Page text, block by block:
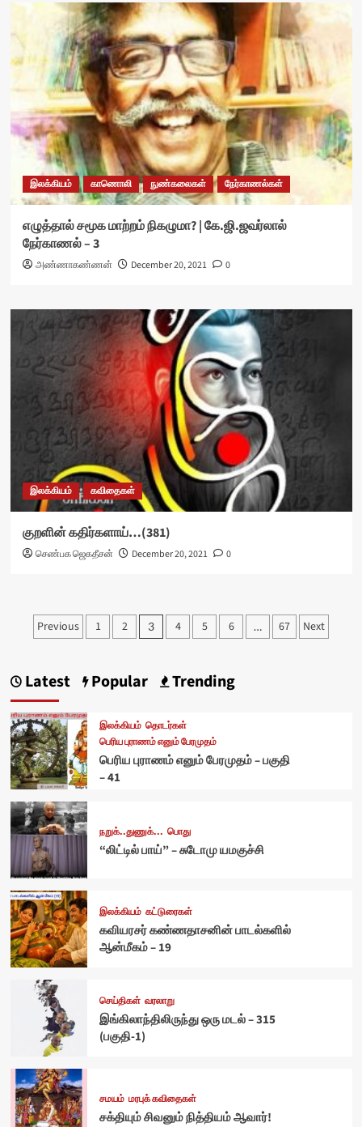
இலக்கியம் காணொலி நுண்கலைகள் நேர்காணல்கள்
எழுத்தால் சமூக மாற்றம் நிகழுமா? | கே.ஜி.ஜவர்லால்
நேர்காணல் – 3
அண்ணாகண்ணன் December 20, 2021 0
இலக்கியம் கவிதைகள்
குறளின் கதிர்களாய்…(381)
செண்பக ஜெகதீசன் December 20, 2021 0
Posts
Previous 1 2 3 4 5 6 … 67 Next
Latest Popular Trending
இலக்கியம் தொடர்கள்
பெரிய புராணம் எனும் பேரமுதம்
பெரிய புராணம் எனும் பேரமுதம் – பகுதி
– 41
நறுக்..துணுக்... பொது
“லிட்டில் பாய்” – சுடோமு யமகுச்சி
இலக்கியம் கட்டுரைகள்
கவியரசர் கண்ணதாசனின் பாடல்களில்
ஆன்மீகம் – 19
செய்திகள் வரலாறு
இங்கிலாந்திலிருந்து ஒரு மடல் – 315
(பகுதி-1)
சமயம் மரபுக் கவிதைகள்
சக்தியும் சிவனும் நித்தியம் ஆவார்!